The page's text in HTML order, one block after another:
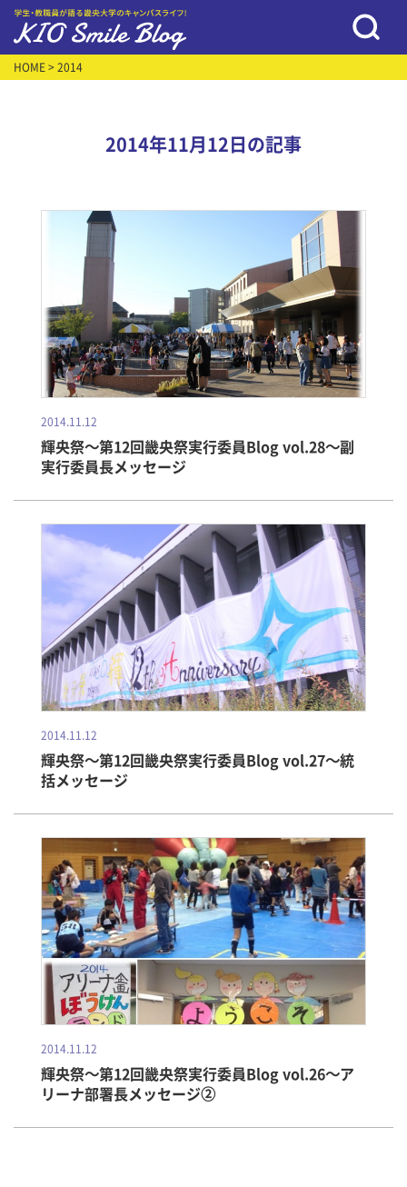
HOME > 2014
2014年11月12日の記事
2014.11.12
輝央祭～第12回畿央祭実行委員Blog vol.28～副
実行委員長メッセージ
2014.11.12
輝央祭～第12回畿央祭実行委員Blog vol.27～統
括メッセージ
2014.11.12
輝央祭～第12回畿央祭実行委員Blog vol.26～ア
リーナ部署長メッセージ②